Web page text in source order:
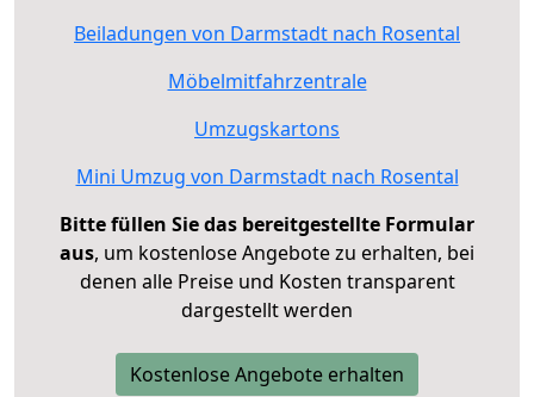
Beiladungen von Darmstadt nach Rosental
Möbelmitfahrzentrale
Umzugskartons
Mini Umzug von Darmstadt nach Rosental
Bitte füllen Sie das bereitgestellte Formular
aus, um kostenlose Angebote zu erhalten, bei
denen alle Preise und Kosten transparent
dargestellt werden
Kostenlose Angebote erhalten